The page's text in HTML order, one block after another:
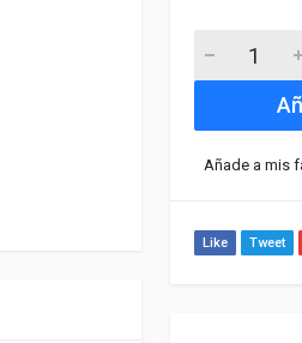
Añade a mis
Like Tweet